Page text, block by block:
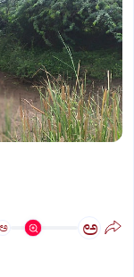
ಅ ಅ